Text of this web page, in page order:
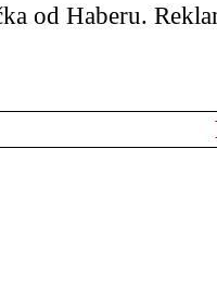
od Haberu.